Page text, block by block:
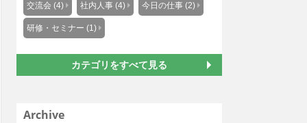
交流会 (4) 社内人事 (4) 今日の仕事 (2)
研修・セミナー (1)
カテゴリをすべて見る
Archive